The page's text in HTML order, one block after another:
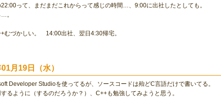
って、まだまだこれからって感じの時間…、9:00に出社したとしても。
。
むづかしい。 14:00出社、翌日4:30帰宅。
01月19日（水）
Developer Studioを使ってるが、ソースコードは殆どC言語だけで書いてる。
るように（するのだろうか？）、C++も勉強してみようと思う。